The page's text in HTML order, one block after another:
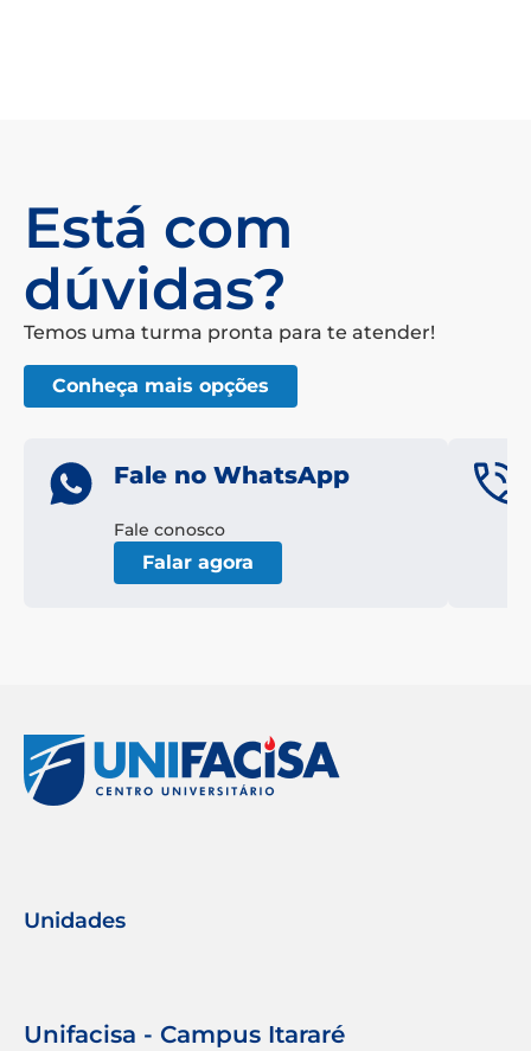
Está com
dúvidas?
Temos uma turma pronta para te atender!
Conheça mais opções
Fale no WhatsApp
Fale conosco
Falar agora
Unidades
Unifacisa - Campus Itararé